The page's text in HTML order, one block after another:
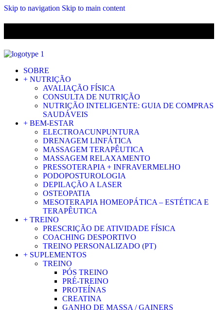
Skip to navigation Skip to main content
SOBRE
+ NUTRIÇÃO
AVALIAÇÃO FÍSICA
CONSULTA DE NUTRIÇÃO
NUTRIÇÃO INTELIGENTE: GUIA DE COMPRAS
SAUDÁVEIS
+ BEM-ESTAR
ELECTROACUNPUNTURA
DRENAGEM LINFÁTICA
MASSAGEM TERAPÊUTICA
MASSAGEM RELAXAMENTO
PRESSOTERAPIA + INFRAVERMELHO
PODOPOSTUROLOGIA
DEPILAÇÃO A LASER
OSTEOPATIA
MESOTERAPIA HOMEOPÁTICA – ESTÉTICA E
TERAPÊUTICA
+ TREINO
PRESCRIÇÃO DE ATIVIDADE FÍSICA
COACHING DESPORTIVO
TREINO PERSONALIZADO (PT)
+ SUPLEMENTOS
TREINO
PÓS TREINO
PRÉ-TREINO
PROTEÍNAS
CREATINA
GANHO DE MASSA / GAINERS